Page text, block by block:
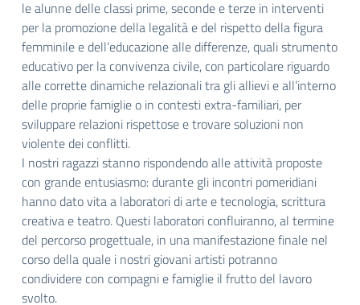
le alunne delle classi prime, seconde e terze in interventi
per la promozione della legalità e del rispetto della figura
femminile e dell’educazione alle differenze,qualistrumento
educativo per la convivenza civile, con particolare riguardo
alle corrette dinamiche relazionali tra gli allievi e all’interno
delle proprie famiglie o in contesti extra-familiari, per
sviluppare relazioni rispettose e trovare soluzioni non
violente dei conflitti.
I nostri ragazzi stanno rispondendo alle attività proposte
con grande entusiasmo: durante gli incontri pomeridiani
hanno dato vita a laboratori di arte e tecnologia, scrittura
creativa e teatro. Questi laboratori confluiranno, al termine
del percorso progettuale, in una manifestazione finale nel
corso della quale i nostri giovani artisti potranno
condividere con compagni e famiglie il frutto del lavoro
svolto.